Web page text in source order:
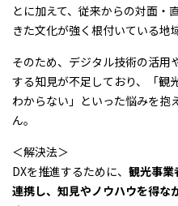
とに加えて、従来からの対面・
きた文化が強く根付いている地
そのため、デジタル技術の活用
する知見が不足しており、「観
わからない」といった悩みを抱
ん。
＜解決法＞
DXを推進するために、 観光事業
連携し、知見やノウハウを得な